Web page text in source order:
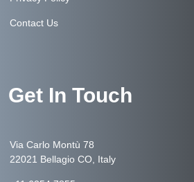
Contact Us
Get In Touch
Via Carlo Montù 78
22021 Bellagio CO, Italy